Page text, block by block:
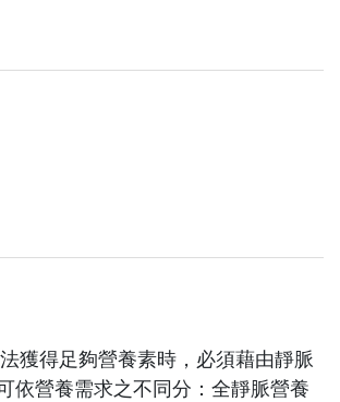
獲得足夠營養素時，必須藉由靜脈
依營養需求之不同分：全靜脈營養